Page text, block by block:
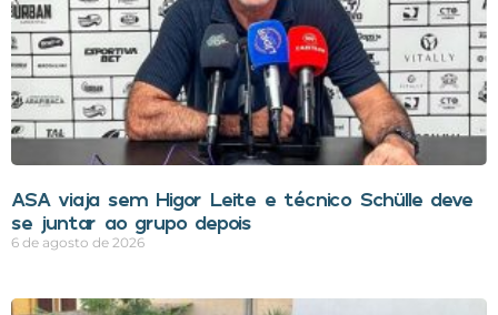
ASA viaja sem Higor Leite e técnico Schülle deve
se juntar ao grupo depois
6 de agosto de 2026